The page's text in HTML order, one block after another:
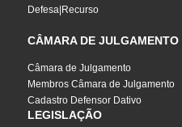
Defesa|Recurso
CÂMARA DE JULGAMENTO
Câmara de Julgamento
Membros Câmara de Julgamento
Cadastro Defensor Dativo
LEGISLAÇÃO